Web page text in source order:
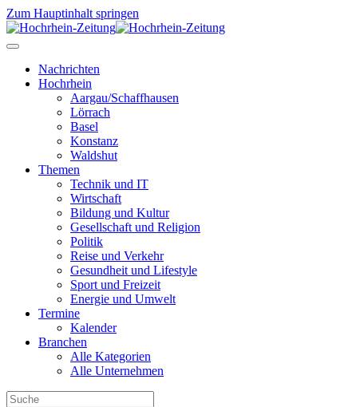
Zum Hauptinhalt springen
Nachrichten
Hochrhein
Aargau/Schaffhausen
Lörrach
Basel
Konstanz
Waldshut
Themen
Technik und IT
Wirtschaft
Bildung und Kultur
Gesellschaft und Religion
Politik
Reise und Verkehr
Gesundheit und Lifestyle
Sport und Freizeit
Energie und Umwelt
Termine
Kalender
Branchen
Alle Kategorien
Alle Unternehmen